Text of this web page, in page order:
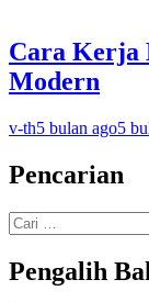
Cara Kerja
Modern
v-th5 bulan ago5
Pencarian
Cari
untuk:
Pengalih